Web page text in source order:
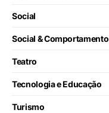
Social
Social & Comportamento
Teatro
Tecnologia e Educação
Turismo